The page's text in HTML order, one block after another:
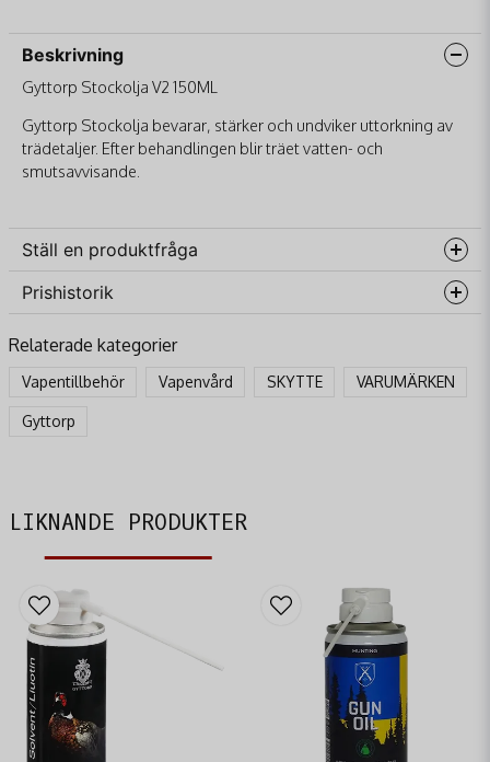
Beskrivning
Gyttorp Stockolja V2 150ML
Gyttorp Stockolja bevarar, stärker och undviker uttorkning av
trädetaljer. Efter behandlingen blir träet vatten- och
smutsavvisande.
Ställ en produktfråga
question
Fråga oss något om denna produkten...
name
Namn
Mejladress
Ja, ni får publicera min fråga
Prishistorik
Relaterade kategorier
Vapentillbehör Vapenvård SKYTTE VARUMÄRKEN
Gyttorp
LIKNANDE PRODUKTER